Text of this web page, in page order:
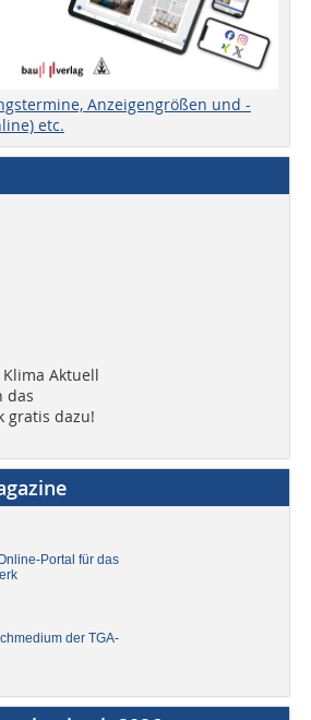
Anzeigengrößen und -
etc.
Klima Aktuell
das
gratis dazu!
Portal für das
der TGA-